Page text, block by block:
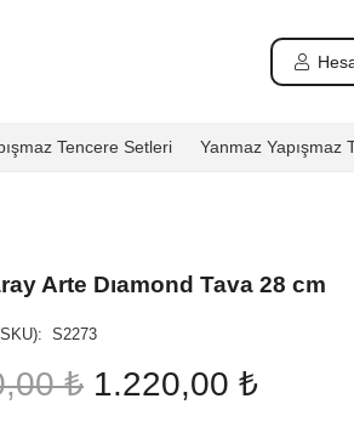
Tencere Setleri Yanmaz Yapışmaz
Arte Dıamond Tava 28 cm
S2273
₺ Orijinal
fiyat:
1.220,00 ₺Şu